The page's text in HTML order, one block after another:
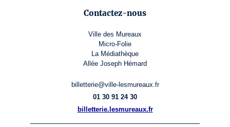
Contactez-nous
Ville des Mureaux
Micro-Folie
La Médiathèque
Allée Joseph Hémard
billetterie@ville-lesmureaux.fr
01 30 91 24 30
billetterie.lesmureaux.fr